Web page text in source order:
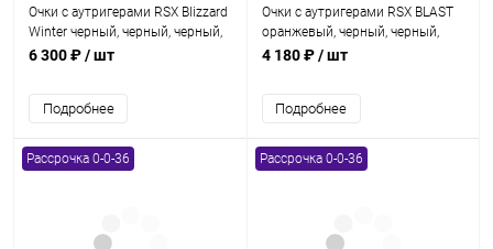
Очки с аутригерами RSX Blizzard
Winter черный, черный, черный,
зеркально-желтая линза
6 300 ₽/ шт
Подробнее
Очки с аутригерами RSX BLAST
оранжевый, черный, черный,
зеркально-желтая линза
4 180 ₽/ шт
Подробнее
Рассрочка 0-0-36 Рассрочка 0-0-36